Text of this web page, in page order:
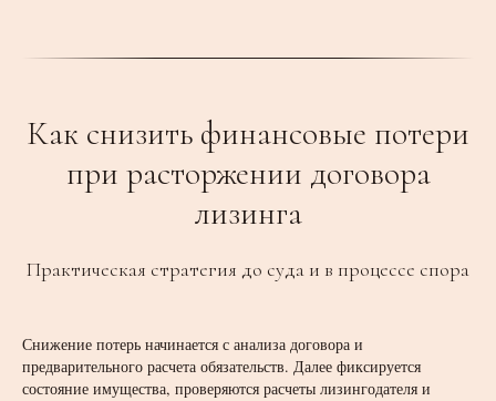
Как снизить финансовые потери
при расторжении договора
лизинга
Практическая стратегия до суда и в процессе спора
Снижение потерь начинается с анализа договора и
предварительного расчета обязательств. Далее фиксируется
состояние имущества, проверяются расчеты лизингодателя и